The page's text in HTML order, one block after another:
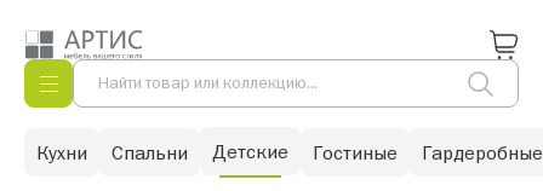
Кухни Спальни Детские Гостиные Гардеробные